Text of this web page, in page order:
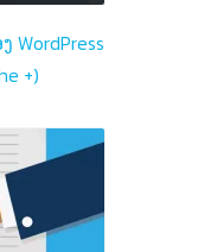
WordPress
+)